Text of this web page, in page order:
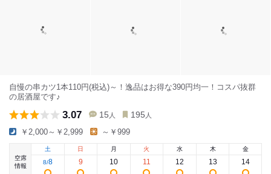
自慢の串カツ1本110円(税込)～！逸品はお得な390円均一！コスパ抜群
の居酒屋です♪
3.07 15 人 195 人
￥2,000～￥2,999 ～￥999
空席
情報
土
8/8
日
9
月
10
火
11
水
12
木
13
金
14